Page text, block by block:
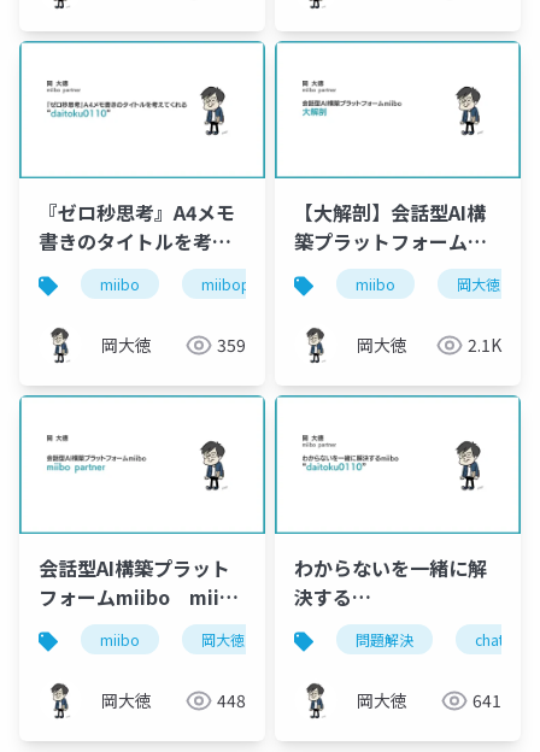
『ゼロ秒思考』A4メモ
書きのタイトルを考え
てくれる
miibo「daitoku0110」
miibo miibopartner a4メモ書き ゼロ秒
岡大徳 359
【大解剖】会話型AI構
築プラットフォーム
miibo[岡大徳
miibopartner]
miibo 岡大徳
岡大徳 2.1K
会話型AI構築プラット
フォームmiibo miibo
partner【岡大徳】
miibo 岡大徳 miibopartner 会話型ai
岡大徳 448
わからないを一緒に解
決する
ChatGPT「daitoku0110」
問題解決 chatgpt
岡大徳 641